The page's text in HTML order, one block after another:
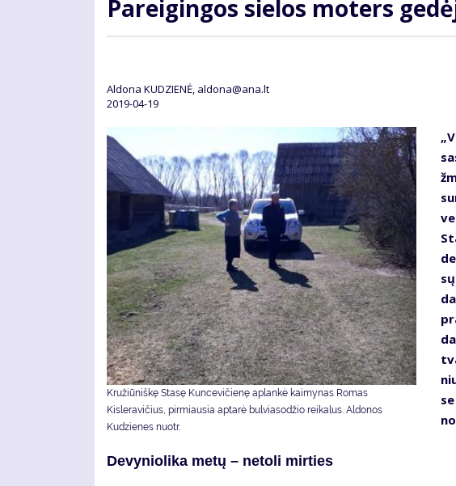
Pa­rei­gin­gos sie­los mo­ters
Aldona KUDZIENĖ, aldona@ana.lt
2019-04-19
Kružiūniškę Stasę Kuncevičienę aplankė kaimynas Romas
Kisleravičius, pirmiausia aptarė bulviasodžio reikalus. Aldonos
Kudzienes nuotr.
De­vy­nio­li­ka me­tų – ne­to­li mir­ties